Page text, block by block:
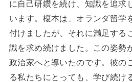
に自己研鑽を続け、知識を追求
います。榎本は、オランダ留学
付けましたが、それに満足する
識を求め続けました。この姿勢
政治家へと導いたのです。彼の
る私たちにとっても、学び続け